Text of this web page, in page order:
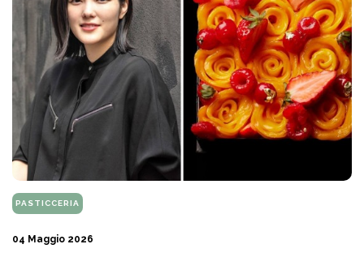
PASTICCERIA
04 Maggio 2026